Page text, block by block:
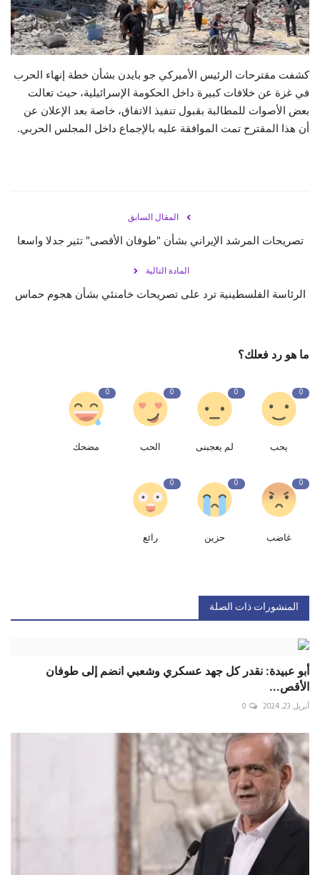
حياة
كشفت مقترحات الرئيس الأميركي جو بايدن بشأن خطة إنهاء الحرب
في غزة عن خلافات كبيرة داخل الحكومة الإسرائيلية، حيث تعالت
بعض الأصوات للمطالبة بقبول تنفيذ الاتفاق، خاصة بعد الإعلان عن
أن هذا المقترح تمت الموافقة عليه بالإجماع داخل المجلس الحربي.
المقال السابق
تصريحات المرشد الإيراني بشأن "طوفان الأقصى" تثير جدلا واسعا
المادة التالية
الرئاسة الفلسطينية ترد على تصريحات خامنئي بشأن هجوم حماس
ما هو رد فعلك؟
0
يحب
0
لم يعجبنى
0
الحب
0
مضحك
0
غاضب
0
حزين
0
رائع
المنشورات ذات الصلة
أبو عبيدة: نقدر كل جهد عسكري وشعبي انضم إلى طوفان
الأقص...
أبريل 23, 2024 0